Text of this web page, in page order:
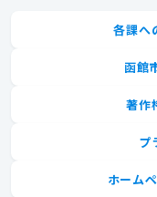
各課へ
函館
著作
プ
ホーム